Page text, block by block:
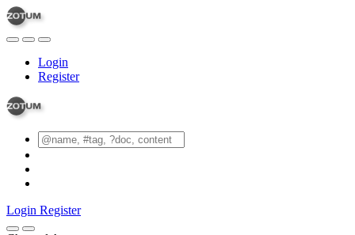
Login
Register
Login Register